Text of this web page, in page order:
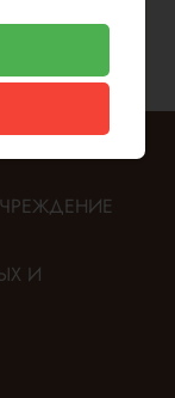
И